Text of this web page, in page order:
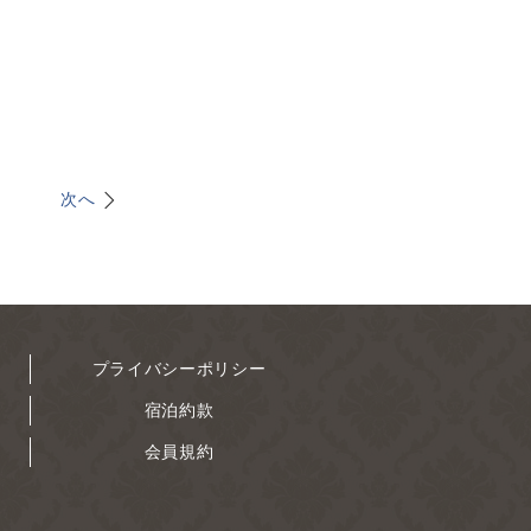
次へ
プライバシーポリシー
宿泊約款
会員規約